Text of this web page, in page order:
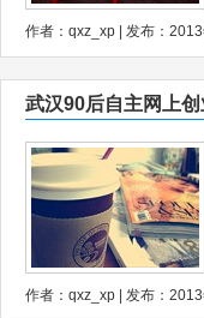
作者：qxz_xp | 发布：2013
武汉90后自主网上
作者：qxz_xp | 发布：2013